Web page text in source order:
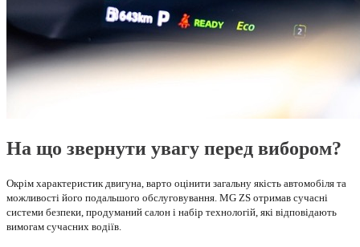
На що звернути увагу перед вибором?
Окрім характеристик двигуна, варто оцінити загальну якість автомобіля та
можливості його подальшого обслуговування. MG ZS отримав сучасні
системи безпеки, продуманий салон і набір технологій, які відповідають
вимогам сучасних водіїв.